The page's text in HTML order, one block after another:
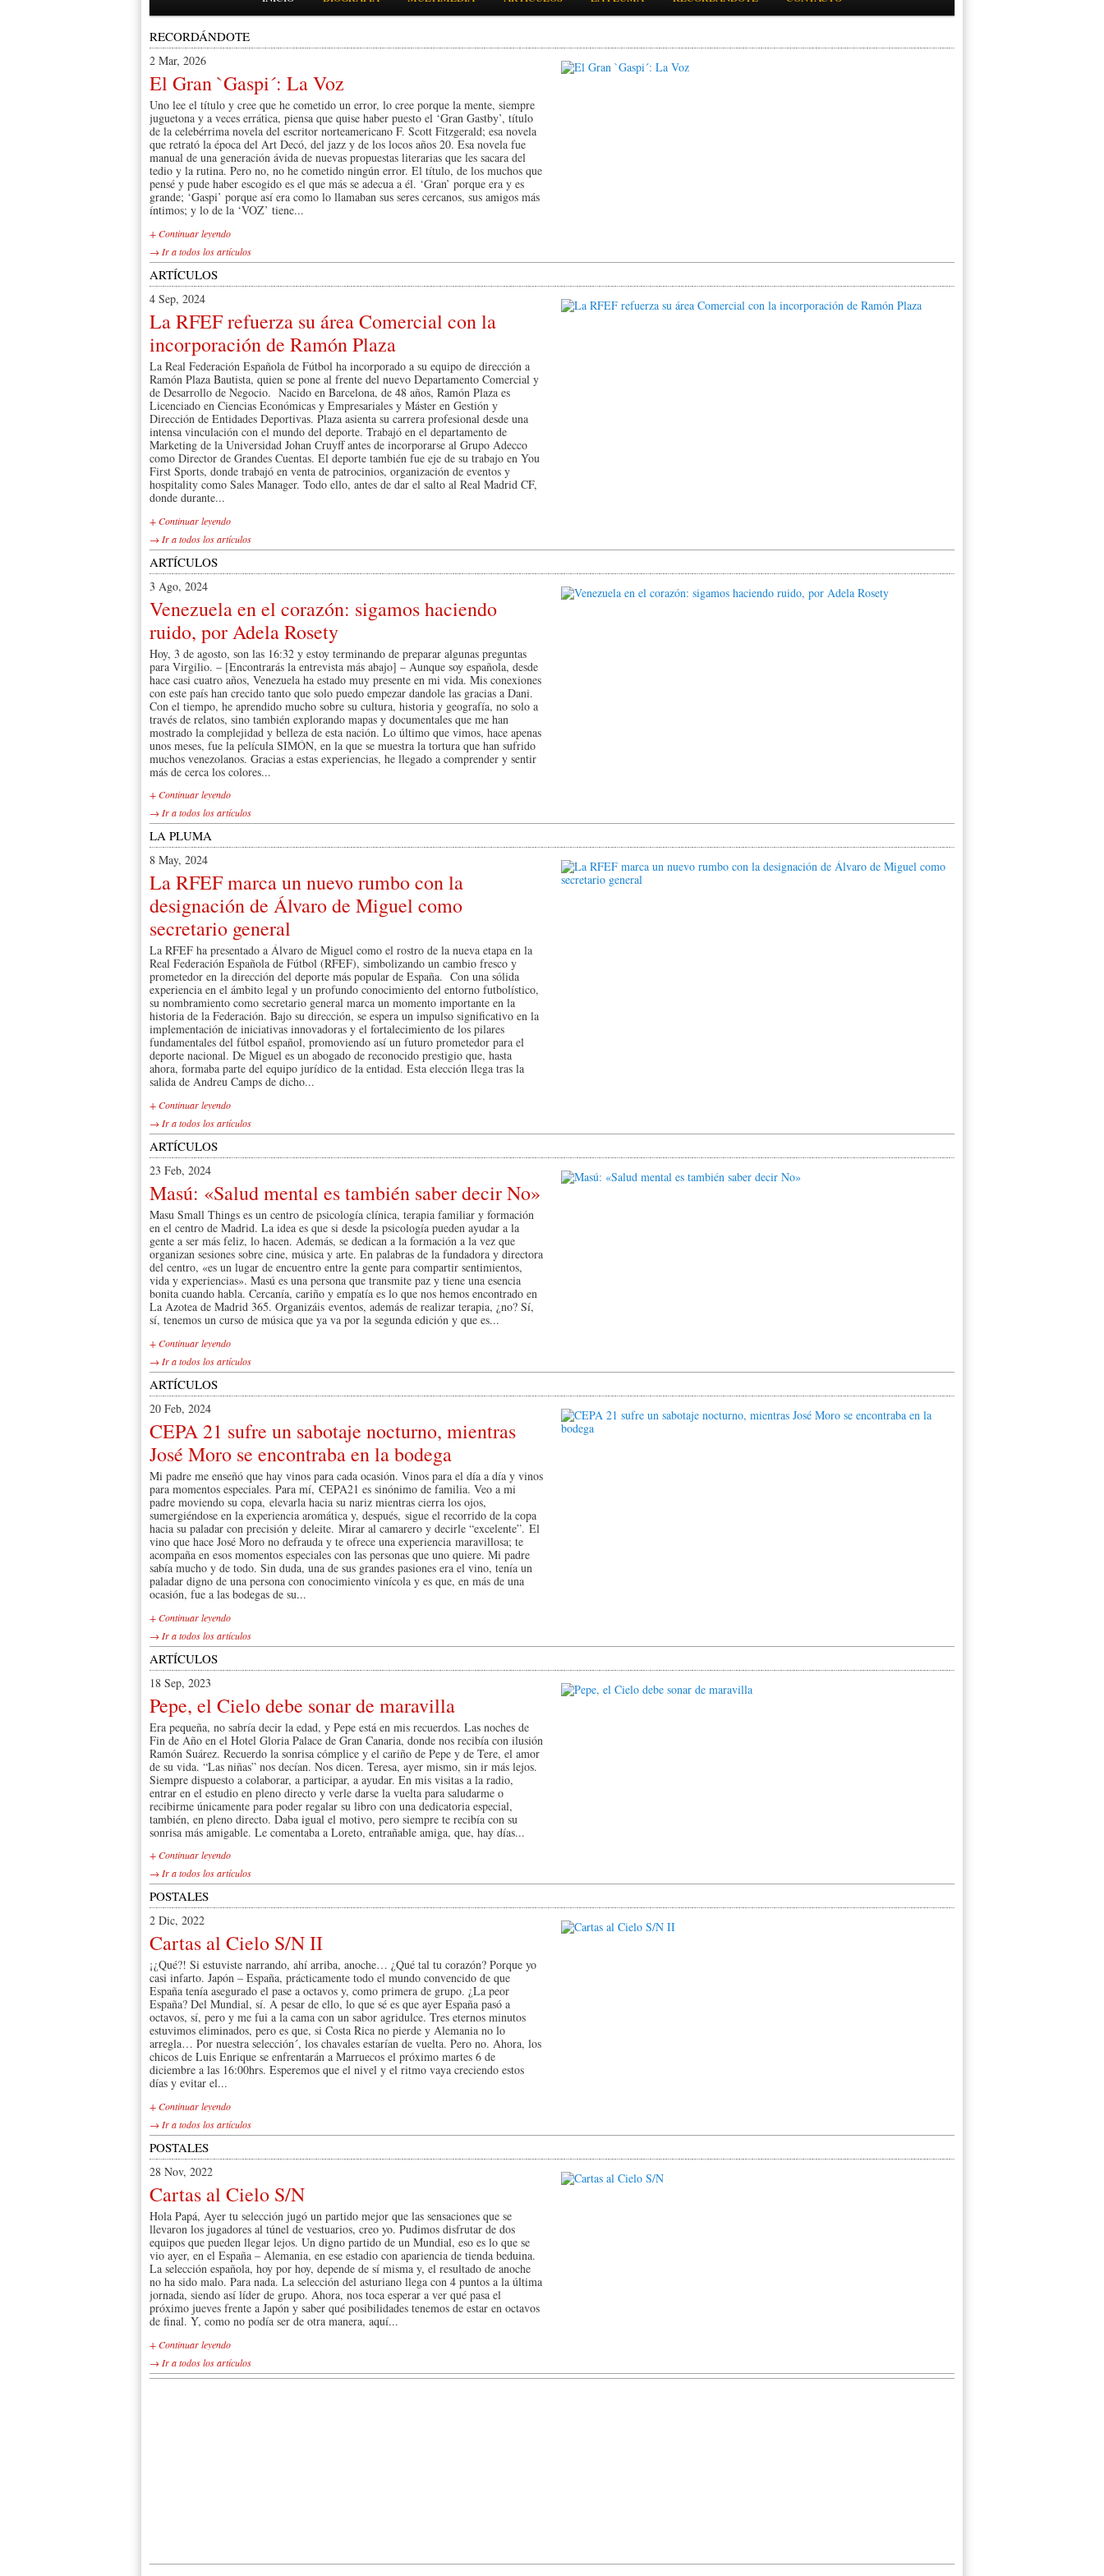
RECORDÁNDOTE
2 Mar, 2026
El Gran `Gaspi´: La Voz
Uno lee el título y cree que he cometido un error, lo cree porque la mente, siempre
juguetona y a veces errática, piensa que quise haber puesto el ‘Gran Gastby’, título
de la celebérrima novela del escritor norteamericano F. Scott Fitzgerald; esa novela
que retrató la época del Art Decó, del jazz y de los locos años 20. Esa novela fue
manual de una generación ávida de nuevas propuestas literarias que les sacara del
tedio y la rutina. Pero no, no he cometido ningún error. El título, de los muchos que
pensé y pude haber escogido es el que más se adecua a él. ‘Gran’ porque era y es
grande; ‘Gaspi’ porque así era como lo llamaban sus seres cercanos, sus amigos más
íntimos; y lo de la ‘VOZ’ tiene...
+ Continuar leyendo
→ Ir a todos los artículos
ARTÍCULOS
4 Sep, 2024
La RFEF refuerza su área Comercial con la
incorporación de Ramón Plaza
La Real Federación Española de Fútbol ha incorporado a su equipo de dirección a
Ramón Plaza Bautista, quien se pone al frente del nuevo Departamento Comercial y
de Desarrollo de Negocio. Nacido en Barcelona, de 48 años, Ramón Plaza es
Licenciado en Ciencias Económicas y Empresariales y Máster en Gestión y
Dirección de Entidades Deportivas. Plaza asienta su carrera profesional desde una
intensa vinculación con el mundo del deporte. Trabajó en el departamento de
Marketing de la Universidad Johan Cruyff antes de incorporarse al Grupo Adecco
como Director de Grandes Cuentas. El deporte también fue eje de su trabajo en You
First Sports, donde trabajó en venta de patrocinios, organización de eventos y
hospitality como Sales Manager. Todo ello, antes de dar el salto al Real Madrid CF,
donde durante...
+ Continuar leyendo
→ Ir a todos los artículos
ARTÍCULOS
3 Ago, 2024
Venezuela en el corazón: sigamos haciendo
ruido, por Adela Rosety
Hoy, 3 de agosto, son las 16:32 y estoy terminando de preparar algunas preguntas
para Virgilio. – [Encontrarás la entrevista más abajo] – Aunque soy española, desde
hace casi cuatro años, Venezuela ha estado muy presente en mi vida. Mis conexiones
con este país han crecido tanto que solo puedo empezar dandole las gracias a Dani.
Con el tiempo, he aprendido mucho sobre su cultura, historia y geografía, no solo a
través de relatos, sino también explorando mapas y documentales que me han
mostrado la complejidad y belleza de esta nación. Lo último que vimos, hace apenas
unos meses, fue la película SIMÓN, en la que se muestra la tortura que han sufrido
muchos venezolanos. Gracias a estas experiencias, he llegado a comprender y sentir
más de cerca los colores...
+ Continuar leyendo
→ Ir a todos los artículos
LA PLUMA
8 May, 2024
La RFEF marca un nuevo rumbo con la
designación de Álvaro de Miguel como
secretario general
La RFEF ha presentado a Álvaro de Miguel como el rostro de la nueva etapa en la
Real Federación Española de Fútbol (RFEF), simbolizando un cambio fresco y
prometedor en la dirección del deporte más popular de España. Con una sólida
experiencia en el ámbito legal y un profundo conocimiento del entorno futbolístico,
su nombramiento como secretario general marca un momento importante en la
historia de la Federación. Bajo su dirección, se espera un impulso significativo en la
implementación de iniciativas innovadoras y el fortalecimiento de los pilares
fundamentales del fútbol español, promoviendo así un futuro prometedor para el
deporte nacional. De Miguel es un abogado de reconocido prestigio que, hasta
ahora, formaba parte del equipo jurídico de la entidad. Esta elección llega tras la
salida de Andreu Camps de dicho...
+ Continuar leyendo
→ Ir a todos los artículos
ARTÍCULOS
23 Feb, 2024
Masú: «Salud mental es también saber decir No»
Masu Small Things es un centro de psicología clínica, terapia familiar y formación
en el centro de Madrid. La idea es que si desde la psicología pueden ayudar a la
gente a ser más feliz, lo hacen. Además, se dedican a la formación a la vez que
organizan sesiones sobre cine, música y arte. En palabras de la fundadora y directora
del centro, «es un lugar de encuentro entre la gente para compartir sentimientos,
vida y experiencias». Masú es una persona que transmite paz y tiene una esencia
bonita cuando habla. Cercanía, cariño y empatía es lo que nos hemos encontrado en
La Azotea de Madrid 365. Organizáis eventos, además de realizar terapia, ¿no? Sí,
sí, tenemos un curso de música que ya va por la segunda edición y que es...
+ Continuar leyendo
→ Ir a todos los artículos
ARTÍCULOS
20 Feb, 2024
CEPA 21 sufre un sabotaje nocturno, mientras
José Moro se encontraba en la bodega
Mi padre me enseñó que hay vinos para cada ocasión. Vinos para el día a día y vinos
para momentos especiales. Para mí, CEPA21 es sinónimo de familia. Veo a mi
padre moviendo su copa, elevarla hacia su nariz mientras cierra los ojos,
sumergiéndose en la experiencia aromática y, después, sigue el recorrido de la copa
hacia su paladar con precisión y deleite. Mirar al camarero y decirle “excelente”. El
vino que hace José Moro no defrauda y te ofrece una experiencia maravillosa; te
acompaña en esos momentos especiales con las personas que uno quiere. Mi padre
sabía mucho y de todo. Sin duda, una de sus grandes pasiones era el vino, tenía un
paladar digno de una persona con conocimiento vinícola y es que, en más de una
ocasión, fue a las bodegas de su...
+ Continuar leyendo
→ Ir a todos los artículos
ARTÍCULOS
18 Sep, 2023
Pepe, el Cielo debe sonar de maravilla
Era pequeña, no sabría decir la edad, y Pepe está en mis recuerdos. Las noches de
Fin de Año en el Hotel Gloria Palace de Gran Canaria, donde nos recibía con ilusión
Ramón Suárez. Recuerdo la sonrisa cómplice y el cariño de Pepe y de Tere, el amor
de su vida. “Las niñas” nos decían. Nos dicen. Teresa, ayer mismo, sin ir más lejos.
Siempre dispuesto a colaborar, a participar, a ayudar. En mis visitas a la radio,
entrar en el estudio en pleno directo y verle darse la vuelta para saludarme o
recibirme únicamente para poder regalar su libro con una dedicatoria especial,
también, en pleno directo. Daba igual el motivo, pero siempre te recibía con su
sonrisa más amigable. Le comentaba a Loreto, entrañable amiga, que, hay días...
+ Continuar leyendo
→ Ir a todos los artículos
POSTALES
2 Dic, 2022
Cartas al Cielo S/N II
¡¿Qué?! Si estuviste narrando, ahí arriba, anoche… ¿Qué tal tu corazón? Porque yo
casi infarto. Japón – España, prácticamente todo el mundo convencido de que
España tenía asegurado el pase a octavos y, como primera de grupo. ¿La peor
España? Del Mundial, sí. A pesar de ello, lo que sé es que ayer España pasó a
octavos, sí, pero y me fui a la cama con un sabor agridulce. Tres eternos minutos
estuvimos eliminados, pero es que, si Costa Rica no pierde y Alemania no lo
arregla… Por nuestra selección´, los chavales estarían de vuelta. Pero no. Ahora, los
chicos de Luis Enrique se enfrentarán a Marruecos el próximo martes 6 de
diciembre a las 16:00hrs. Esperemos que el nivel y el ritmo vaya creciendo estos
días y evitar el...
+ Continuar leyendo
→ Ir a todos los artículos
POSTALES
28 Nov, 2022
Cartas al Cielo S/N
Hola Papá, Ayer tu selección jugó un partido mejor que las sensaciones que se
llevaron los jugadores al túnel de vestuarios, creo yo. Pudimos disfrutar de dos
equipos que pueden llegar lejos. Un digno partido de un Mundial, eso es lo que se
vio ayer, en el España – Alemania, en ese estadio con apariencia de tienda beduina.
La selección española, hoy por hoy, depende de sí misma y, el resultado de anoche
no ha sido malo. Para nada. La selección del asturiano llega con 4 puntos a la última
jornada, siendo así líder de grupo. Ahora, nos toca esperar a ver qué pasa el
próximo jueves frente a Japón y saber qué posibilidades tenemos de estar en octavos
de final. Y, como no podía ser de otra manera, aquí...
+ Continuar leyendo
→ Ir a todos los artículos